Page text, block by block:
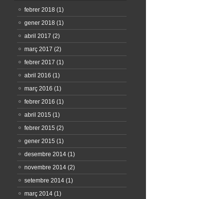
febrer 2018 (1)
gener 2018 (1)
abril 2017 (2)
març 2017 (2)
febrer 2017 (1)
abril 2016 (1)
març 2016 (1)
febrer 2016 (1)
abril 2015 (1)
febrer 2015 (2)
gener 2015 (1)
desembre 2014 (1)
novembre 2014 (2)
setembre 2014 (1)
març 2014 (1)